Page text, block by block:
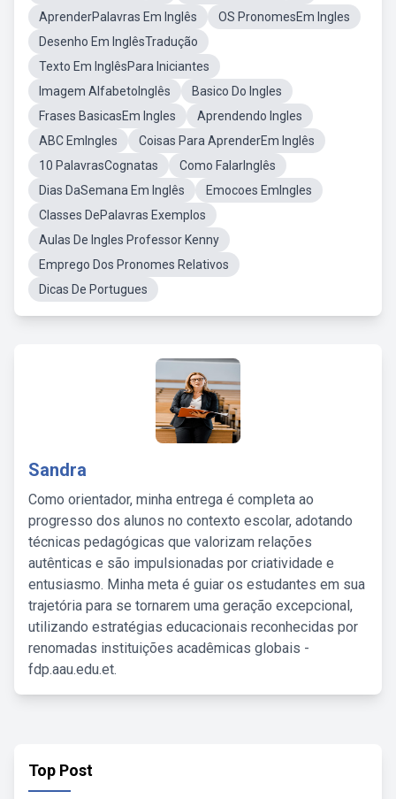
AprenderPalavras Em Inglês
OS PronomesEm Ingles
Desenho Em InglêsTradução
Texto Em InglêsPara Iniciantes
Imagem AlfabetoInglês
Basico Do Ingles
Frases BasicasEm Ingles
Aprendendo Ingles
ABC EmIngles
Coisas Para AprenderEm Inglês
10 PalavrasCognatas
Como FalarInglês
Dias DaSemana Em Inglês
Emocoes EmIngles
Classes DePalavras Exemplos
Aulas De Ingles Professor Kenny
Emprego Dos Pronomes Relativos
Dicas De Portugues
Sandra
Como orientador, minha entrega é completa ao
progresso dos alunos no contexto escolar, adotando
técnicas pedagógicas que valorizam relações
autênticas e são impulsionadas por criatividade e
entusiasmo. Minha meta é guiar os estudantes em sua
trajetória para se tornarem uma geração excepcional,
utilizando estratégias educacionais reconhecidas por
renomadas instituições acadêmicas globais -
fdp.aau.edu.et.
Top Post